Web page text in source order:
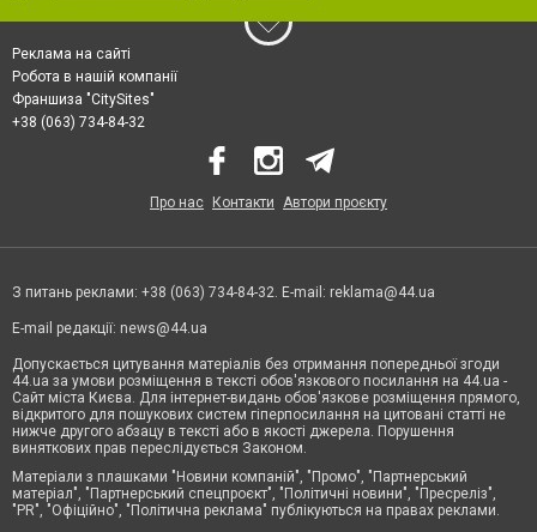
Реклама на сайті
Робота в нашій компанії
Франшиза "CitySites"
+38 (063) 734-84-32
Про нас Контакти Автори проєкту
З питань реклами: +38 (063) 734-84-32. E-mail: reklama@44.ua
E-mail редакції: news@44.ua
Допускається цитування матеріалів без отримання попередньої згоди
44.ua за умови розміщення в тексті обов'язкового посилання на 44.ua -
Сайт міста Києва. Для інтернет-видань обов'язкове розміщення прямого,
відкритого для пошукових систем гіперпосилання на цитовані статті не
нижче другого абзацу в тексті або в якості джерела. Порушення
виняткових прав переслідується Законом.
Матеріали з плашками "Новини компаній", "Промо", "Партнерський
матеріал", "Партнерський спецпроєкт", "Політичні новини", "Пресреліз",
"PR", "Офіційно", "Політична реклама" публікуються на правах реклами.